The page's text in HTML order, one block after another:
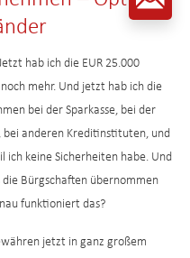
hab ich die EUR 25.000
mehr. Und jetzt hab ich die
bei der Sparkasse, bei der
bei anderen Kreditinstituten, und
ich keine Sicherheiten habe. Und
Bürgschaften übernommen
funktioniert das?
jetzt in ganz großem